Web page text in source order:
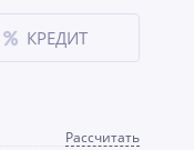
КРЕДИТ
Рассчитать